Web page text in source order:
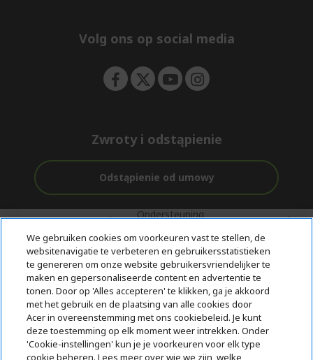
e
Volg ons op social media
Zwroty i odstąpienie
Odstąpienie od umowy
Gratis
bezorging
Ondersteuning
aankoop
Met 0%
Rente
© 2026 Acer Inc.
CPYou BV is de erkende reseller van de producten en diensten die
in deze winkel worden aangeboden.
We gebruiken cookies om voorkeuren vast te stellen, de
websitenavigatie te verbeteren en gebruikersstatistieken
te genereren om onze website gebruikersvriendelijker te
maken en gepersonaliseerde content en advertentie te
tonen. Door op 'Alles accepteren' te klikken, ga je akkoord
met het gebruik en de plaatsing van alle cookies door
Acer in overeenstemming met ons cookiebeleid. Je kunt
deze toestemming op elk moment weer intrekken. Onder
'Cookie-instellingen' kun je je voorkeuren voor elk type
cookie beheren. Lees meer over wie we zijn, welke